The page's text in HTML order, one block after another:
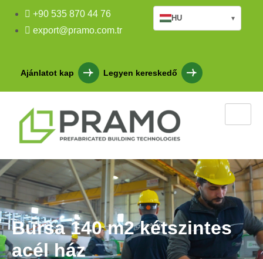
+90 535 870 44 76
export@pramo.com.tr
Ajánlatot kap Legyen kereskedő
HU ▾
Bursa 140 m2 kétszintes
acél ház